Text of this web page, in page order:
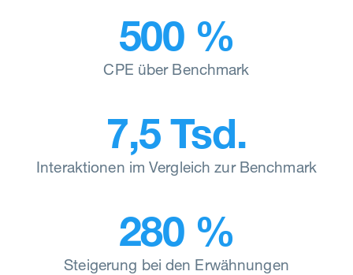
500 %
CPE über Benchmark
7,5 Tsd.
Interaktionen im Vergleich zur Benchmark
280 %
Steigerung bei den Erwähnungen